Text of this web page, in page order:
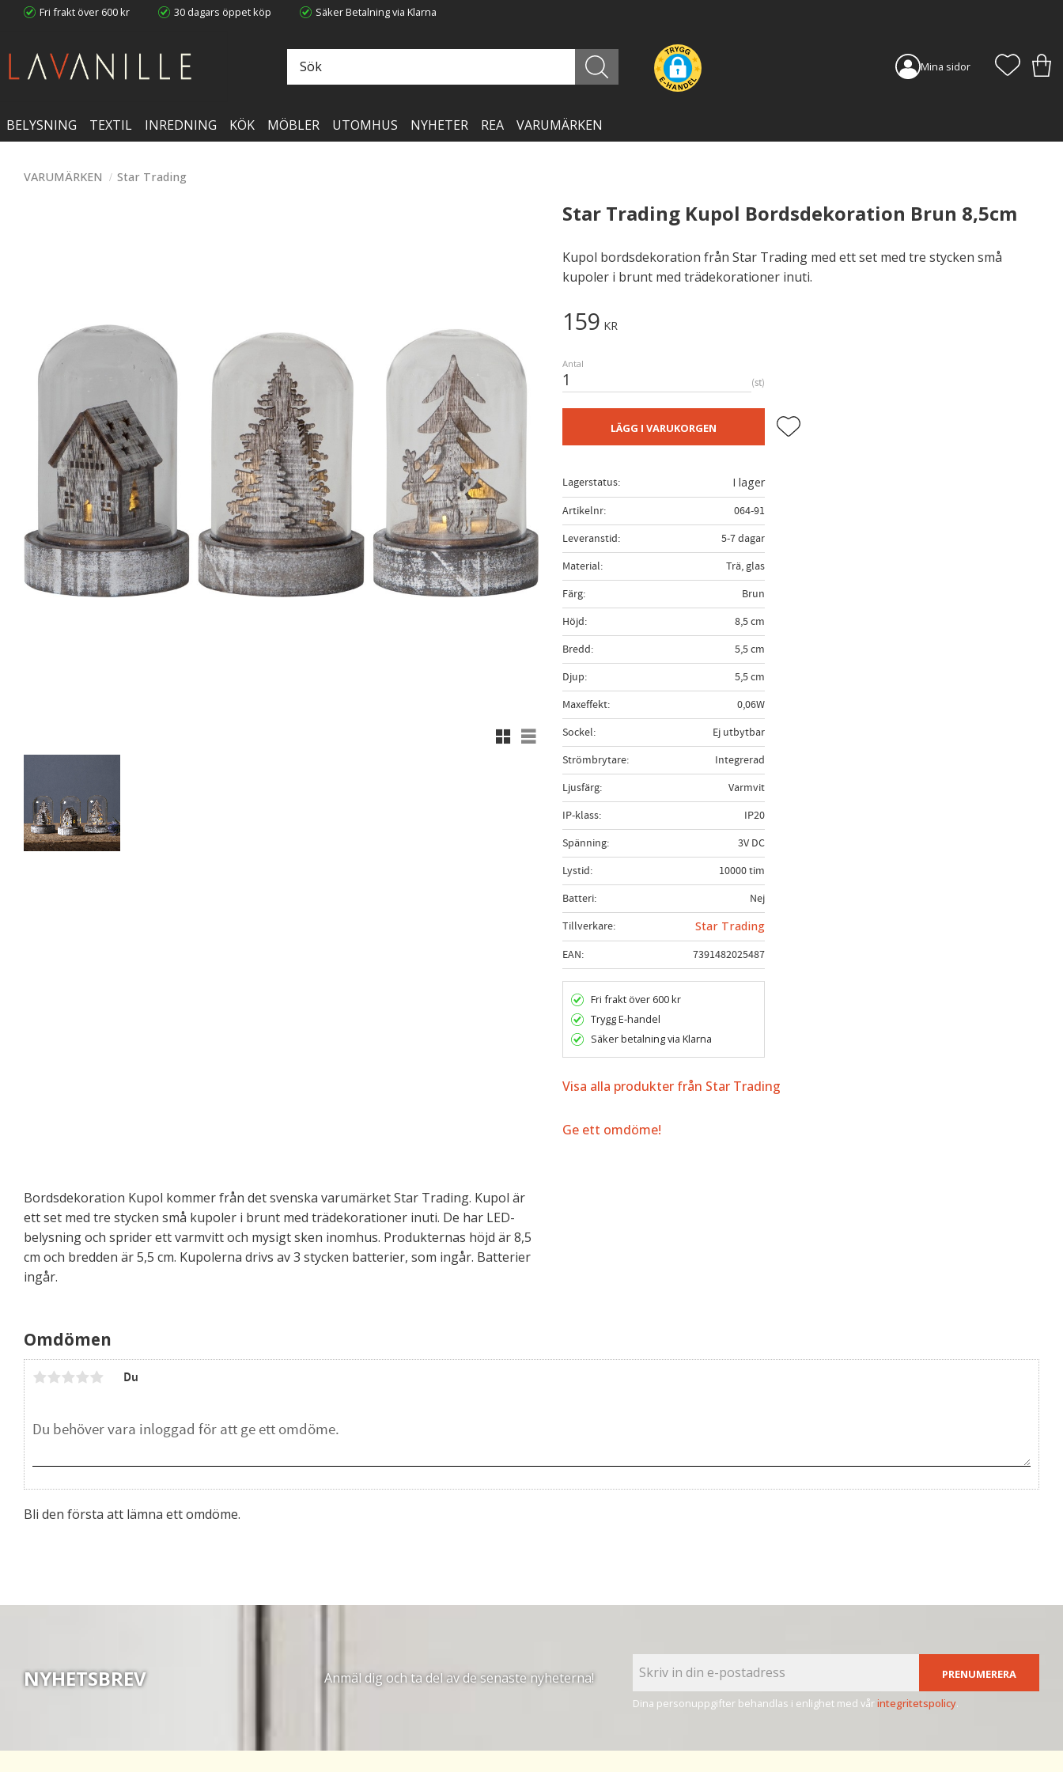
Fri frakt över 600 kr 30 dagars öppet köp Säker Betalning via Klarna
Mina sidor
BELYSNING TEXTIL INREDNING KÖK MÖBLER UTOMHUS NYHETER REA VARUMÄRKEN
VARUMÄRKEN Star Trading
Star Trading Kupol Bordsdekoration Brun 8,5cm
Kupol bordsdekoration från Star Trading med ett set med tre stycken små
kupoler i brunt med trädekorationer inuti.
Rutnätsvy
Listvy
159 KR
Antal
st
LÄGG I VARUKORGEN Lägg till i favoriter
Lagerstatus
I lager
Artikelnr
064-91
Leveranstid
5-7 dagar
Material
Trä, glas
Färg
Brun
Höjd
8,5 cm
Bredd
5,5 cm
Djup
5,5 cm
Maxeffekt
0,06W
Sockel
Ej utbytbar
Strömbrytare
Integrerad
Ljusfärg
Varmvit
IP-klass
IP20
Spänning
3V DC
Lystid
10000 tim
Batteri
Nej
Tillverkare
Star Trading
EAN
7391482025487
Fri frakt över 600 kr
Trygg E-handel
Säker betalning via Klarna
Visa alla produkter från Star Trading
Ge ett omdöme!
Bordsdekoration Kupol kommer från det svenska varumärket Star Trading. Kupol är
ett set med tre stycken små kupoler i brunt med trädekorationer inuti. De har LED-
belysning och sprider ett varmvitt och mysigt sken inomhus. Produkternas höjd är 8,5
cm och bredden är 5,5 cm. Kupolerna drivs av 3 stycken batterier, som ingår. Batterier
ingår.
Omdömen
Du
Bli den första att lämna ett omdöme.
NYHETSBREV Anmäl dig och ta del av de senaste nyheterna! PRENUMERERA
Dina personuppgifter behandlas i enlighet med vårintegritetspolicy.